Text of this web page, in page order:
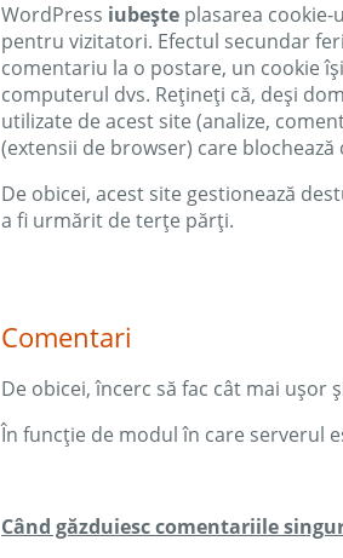
WordPress iubește plasarea
pentru vizitatori. Efectul secundar
comentariu la o postare, un cookie
computerul dvs. Rețineți că, deși
utilizate de acest site (analize,
(extensii de browser) care
De obicei, acest site gestionează
a fi urmărit de terțe părți.
Comentari
De obicei, încerc să fac cât mai
În funcție de modul în care serverul
Când găzduiesc comentariile